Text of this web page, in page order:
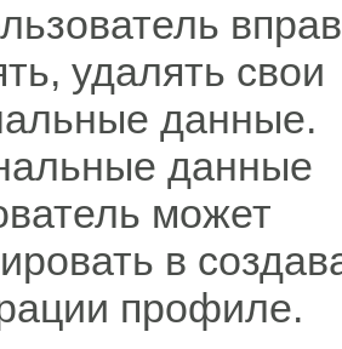
удалять свои
данные.
данные
может
в
профиле.